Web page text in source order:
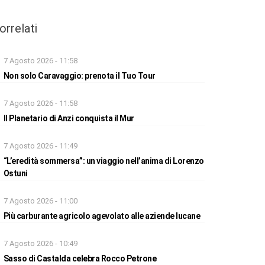
7 Agosto 2026 - 11:58
Non solo Caravaggio: prenota il Tuo Tour
7 Agosto 2026 - 11:58
Il Planetario di Anzi conquista il Mur
7 Agosto 2026 - 11:49
“L’eredità sommersa”: un viaggio nell’anima di Lorenzo
Ostuni
7 Agosto 2026 - 11:00
Più carburante agricolo agevolato alle aziende lucane
7 Agosto 2026 - 10:49
Sasso di Castalda celebra Rocco Petrone